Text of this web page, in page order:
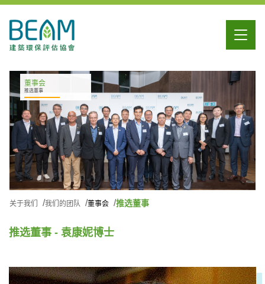
董事会
推选董事
关于我们 我们的团队 董事会 推选董事
推选董事 - 袁康妮博士